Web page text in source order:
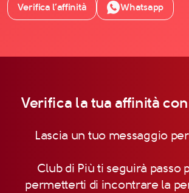
Verifica l’affinità Whatsapp
Verifica la tua affinità
Lascia un tuo messaggio
Club di Più ti seguirà passo
permetterti di incontrare la